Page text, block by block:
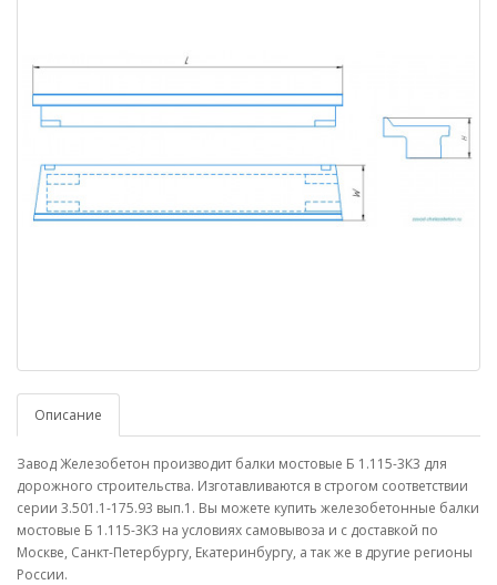
Описание
Завод Железобетон производит балки мостовые Б 1.115-3К3 для
дорожного строительства. Изготавливаются в строгом соответствии
серии 3.501.1-175.93 вып.1. Вы можете купить железобетонные балки
мостовые Б 1.115-3К3 на условиях самовывоза и с доставкой по
Москве, Санкт-Петербургу, Екатеринбургу, а так же в другие регионы
России.